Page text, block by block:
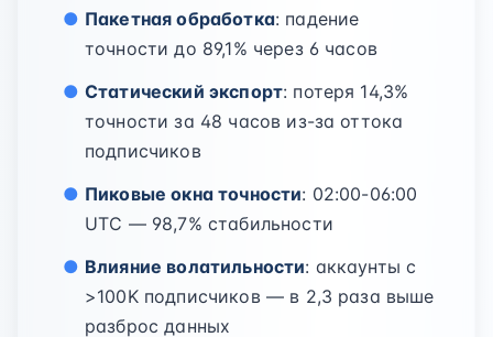
Пакетная обработка: падение
точности до 89,1% через 6 часов
Статический экспорт: потеря 14,3%
точности за 48 часов из-за оттока
подписчиков
Пиковые окна точности: 02:00-06:00
UTC — 98,7% стабильности
Влияние волатильности: аккаунты с
>100K подписчиков — в 2,3 раза выше
разброс данных